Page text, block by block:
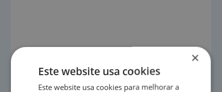
Aconselhamento Parental
×
Este website usa cookies
Este website usa cookies para melhorar a